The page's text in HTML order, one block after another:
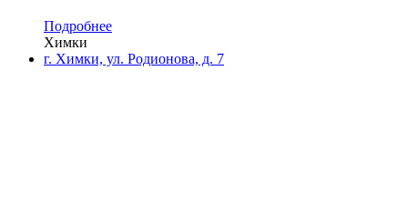
Подробнее
Химки
г. Химки, ул. Родионова, д. 7